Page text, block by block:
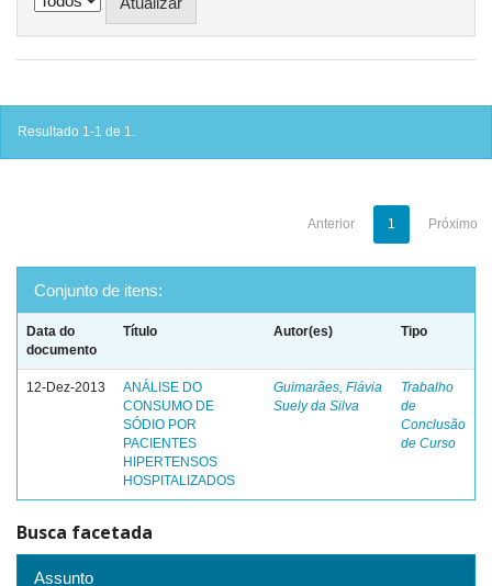
Resultado 1-1 de 1.
Anterior 1 Próximo
Conjunto de itens:
Data do
documento
Título Autor(es) Tipo
12-Dez-2013
ANÁLISE DO
CONSUMO DE
SÓDIO POR
PACIENTES
HIPERTENSOS
HOSPITALIZADOS
Guimarães, Flávia
Suely da Silva
Trabalho
de
Conclusão
de Curso
Busca facetada
Assunto